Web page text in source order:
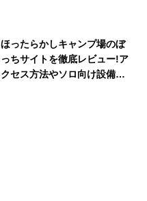
ほったらかしキャンプ場のぼ
っちサイトを徹底レビュー!ア
クセス方法やソロ向け設備の